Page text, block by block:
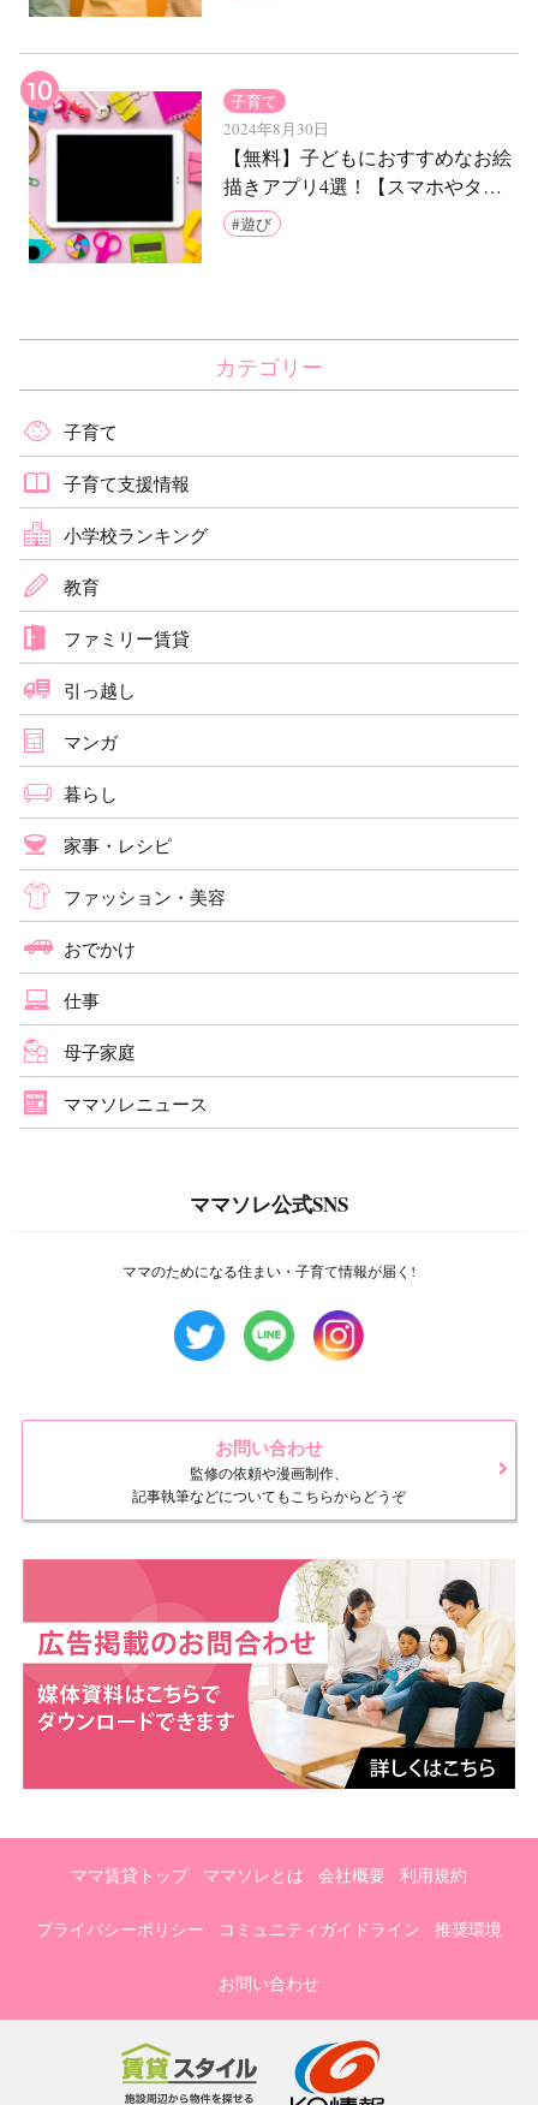
子育て
2024年8月30日
【無料】子どもにおすすめなお絵
描きアプリ4選！【スマホやタブ
レットでOK】
遊び
カテゴリー
子育て
子育て支援情報
小学校ランキング
教育
ファミリー賃貸
引っ越し
マンガ
暮らし
家事・レシピ
ファッション・美容
おでかけ
仕事
母子家庭
ママソレニュース
ママソレ公式SNS
ママのためになる住まい・子育て情報が届く!
お問い合わせ
監修の依頼や漫画制作、
記事執筆などについてもこちらからどうぞ
ママ賃貸トップ ママソレとは 会社概要 利用規約
プライバシーポリシー コミュニティガイドライン 推奨環境
お問い合わせ